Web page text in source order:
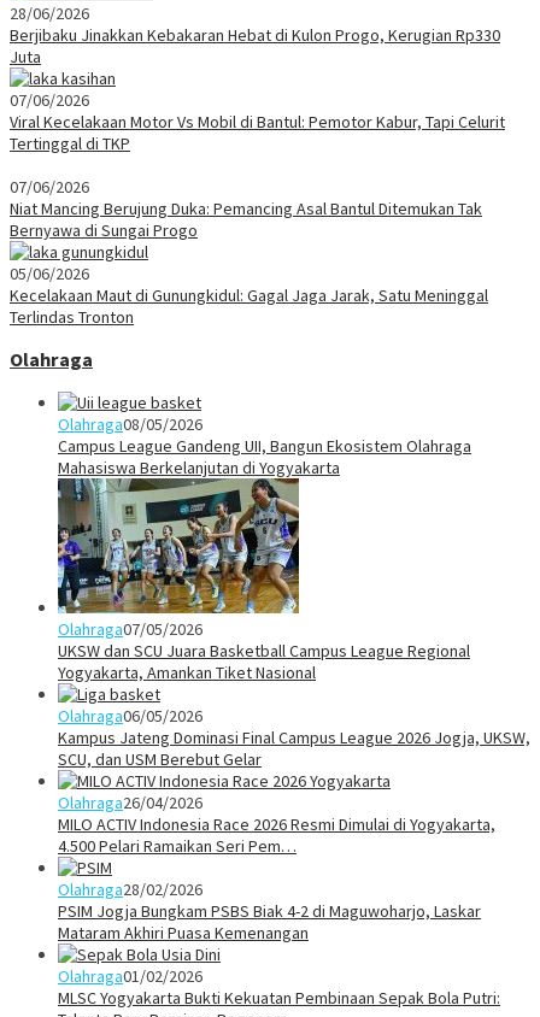
28/06/2026
Berjibaku Jinakkan Kebakaran Hebat di Kulon Progo, Kerugian Rp330
Juta
07/06/2026
Viral Kecelakaan Motor Vs Mobil di Bantul: Pemotor Kabur, Tapi Celurit
Tertinggal di TKP
07/06/2026
Niat Mancing Berujung Duka: Pemancing Asal Bantul Ditemukan Tak
Bernyawa di Sungai Progo
05/06/2026
Kecelakaan Maut di Gunungkidul: Gagal Jaga Jarak, Satu Meninggal
Terlindas Tronton
Olahraga
Olahraga08/05/2026
Campus League Gandeng UII, Bangun Ekosistem Olahraga
Mahasiswa Berkelanjutan di Yogyakarta
Olahraga07/05/2026
UKSW dan SCU Juara Basketball Campus League Regional
Yogyakarta, Amankan Tiket Nasional
Olahraga06/05/2026
Kampus Jateng Dominasi Final Campus League 2026 Jogja, UKSW,
SCU, dan USM Berebut Gelar
Olahraga26/04/2026
MILO ACTIV Indonesia Race 2026 Resmi Dimulai di Yogyakarta,
4.500 Pelari Ramaikan Seri Pem…
Olahraga28/02/2026
PSIM Jogja Bungkam PSBS Biak 4-2 di Maguwoharjo, Laskar
Mataram Akhiri Puasa Kemenangan
Olahraga01/02/2026
MLSC Yogyakarta Bukti Kekuatan Pembinaan Sepak Bola Putri: